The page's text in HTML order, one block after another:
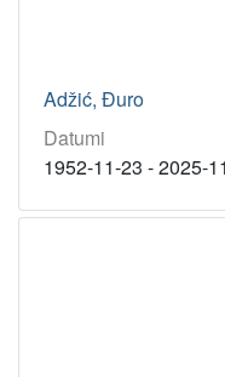
Adžić, Đuro
Datumi
1952-11-23 - 2025-